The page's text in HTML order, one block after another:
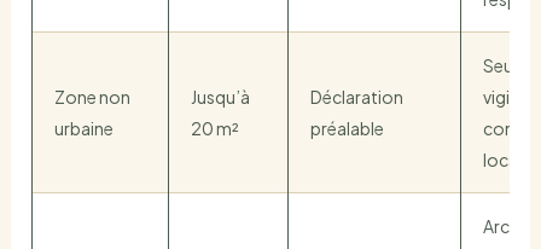
Zone non
urbaine
Jusqu’à
20 m²
Déclaration
préalable
Seuil
locales